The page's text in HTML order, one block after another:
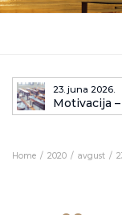
23. juna 2026.
Motivacija
Home 2020 avgust